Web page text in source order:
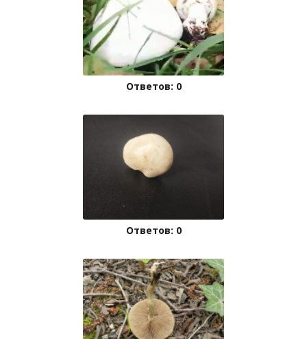
Ответов: 0
Ответов: 0